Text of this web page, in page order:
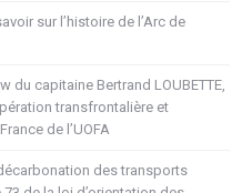
sur l’histoire de l’Arc de
du capitaine Bertrand LOUBETTE,
transfrontalière et
de l’UOFA
des transports